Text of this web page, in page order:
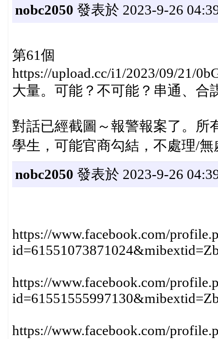
nobc2050 發表於 2023-9-26
第61個
https://upload.cc/i1/2023/09/21/
大量。可能？不可能？串通、合
對話已經截圖～報警報案了。所
學生，可能官商勾結，不處理/
nobc2050 發表於 2023-9-26
https://www.facebook.com/
https://www.facebook.com/
https://www.facebook.com/